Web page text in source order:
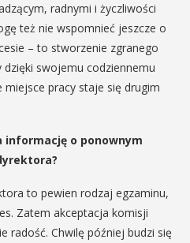
radnymi i życzliwości
też nie wspomnieć jeszcze o
– to stworzenie zgranego
swojemu codziennemu
pracy staje się drugim
informację o ponownym
to pewien rodzaj egzaminu,
Zatem akceptacja komisji
radość. Chwilę później budzi się